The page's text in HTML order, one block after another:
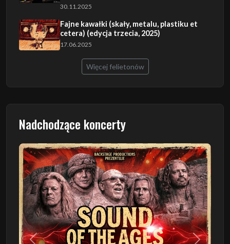
30.11.2025
Fajne kawałki (skały, metalu, plastiku et
cetera) (edycja trzecia, 2025)
17.06.2025
Więcej felietonów
Nadchodzące koncerty